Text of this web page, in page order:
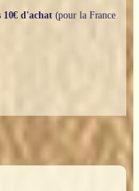
10€ d'achat(pour la France